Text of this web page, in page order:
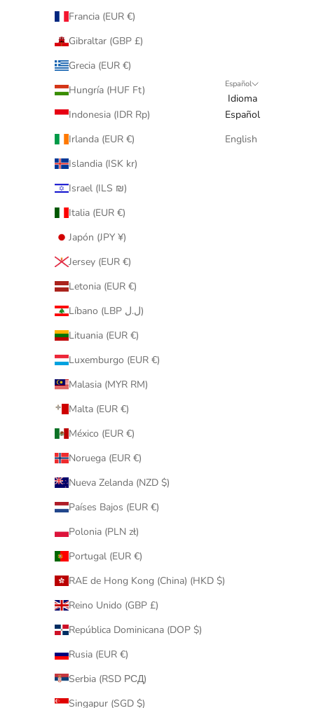
Francia (EUR €)
Gibraltar (GBP £)
Grecia (EUR €)
Hungría (HUF Ft)
Indonesia (IDR Rp)
Irlanda (EUR €)
Islandia (ISK kr)
Israel (ILS ₪)
Italia (EUR €)
Japón (JPY ¥)
Jersey (EUR €)
Letonia (EUR €)
Líbano (LBP ل.ل)
Lituania (EUR €)
Luxemburgo (EUR €)
Malasia (MYR RM)
Malta (EUR €)
México (EUR €)
Noruega (EUR €)
Nueva Zelanda (NZD $)
Países Bajos (EUR €)
Polonia (PLN zł)
Portugal (EUR €)
RAE de Hong Kong (China) (HKD $)
Reino Unido (GBP £)
República Dominicana (DOP $)
Rusia (EUR €)
Serbia (RSD РСД)
Singapur (SGD $)
Español
Idioma
Español
English